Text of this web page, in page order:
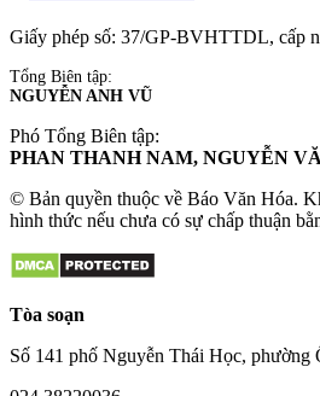
Giấy phép số: 37/GP-BVHTTDL, cấp
Tổng Biên tập:
NGUYỄN ANH VŨ
Phó Tổng Biên tập:
PHAN THANH NAM, NGUYỄN
© Bản quyền thuộc về Báo Văn Hóa.
hình thức nếu chưa có sự chấp thuận
Tòa soạn
Số 141 phố Nguyễn Thái Học, phường